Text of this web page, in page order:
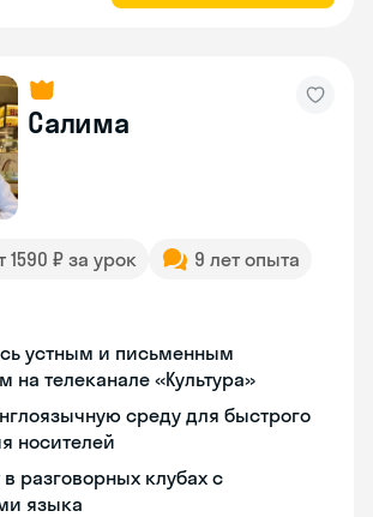
Салима
1590 ₽ за урок
9 лет опыта
устным и письменным
на телеканале «Культура»
среду для быстрого
носителей
в разговорных клубах с
языка